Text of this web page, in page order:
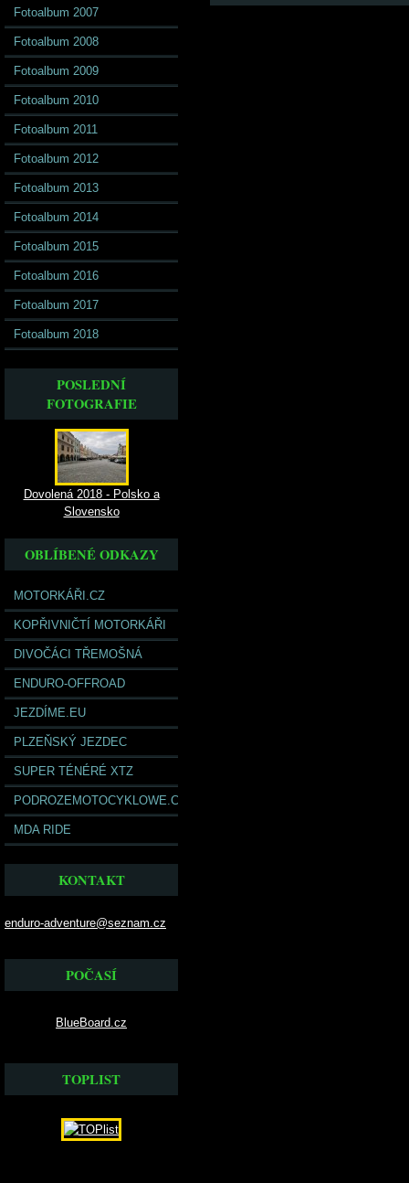
Fotoalbum 2007
Fotoalbum 2008
Fotoalbum 2009
Fotoalbum 2010
Fotoalbum 2011
Fotoalbum 2012
Fotoalbum 2013
Fotoalbum 2014
Fotoalbum 2015
Fotoalbum 2016
Fotoalbum 2017
Fotoalbum 2018
POSLEDNÍ
FOTOGRAFIE
Dovolená 2018 - Polsko a
Slovensko
OBLÍBENÉ ODKAZY
MOTORKÁŘI.CZ
KOPŘIVNIČTÍ MOTORKÁŘI
DIVOČÁCI TŘEMOŠNÁ
ENDURO-OFFROAD
JEZDÍME.EU
PLZEŇSKÝ JEZDEC
SUPER TÉNÉRÉ XTZ
PODROZEMOTOCYKLOWE.COM
MDA RIDE
KONTAKT
enduro-adventure@seznam.cz
POČASÍ
BlueBoard.cz
TOPLIST